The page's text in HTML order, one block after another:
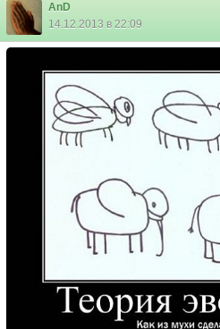
AnD
14.12.2013 в 22:09